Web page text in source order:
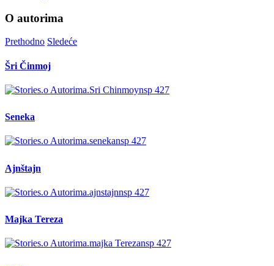
O autorima
Prethodno Sledeće
Šri Činmoj
Seneka
Ajnštajn
Majka Tereza